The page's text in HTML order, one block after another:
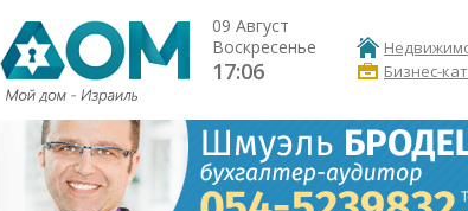
09 Август
Воскресенье
17:06
Бизнес-